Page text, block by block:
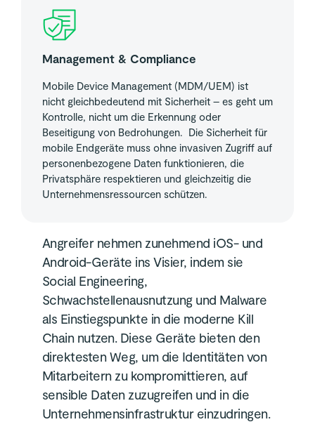
Management & Compliance
Mobile Device Management (MDM/UEM) ist
nicht gleichbedeutend mit Sicherheit – es geht um
Kontrolle, nicht um die Erkennung oder
Beseitigung von Bedrohungen. Die Sicherheit für
mobile Endgeräte muss ohne invasiven Zugriff auf
personenbezogene Daten funktionieren, die
Privatsphäre respektieren und gleichzeitig die
Unternehmensressourcen schützen.
Angreifer nehmen zunehmend iOS- und
Android-Geräte ins Visier, indem sie
Social Engineering,
Schwachstellenausnutzung und Malware
als Einstiegspunkte in die moderne Kill
Chain nutzen. Diese Geräte bieten den
direktesten Weg, um die Identitäten von
Mitarbeitern zu kompromittieren, auf
sensible Daten zuzugreifen und in die
Unternehmensinfrastruktur einzudringen.